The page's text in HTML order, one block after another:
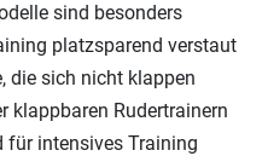
sind besonders
platzsparend verstaut
die sich nicht klappen
klappbaren Rudertrainern
für intensives Training